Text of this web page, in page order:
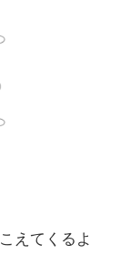
えてくるよ